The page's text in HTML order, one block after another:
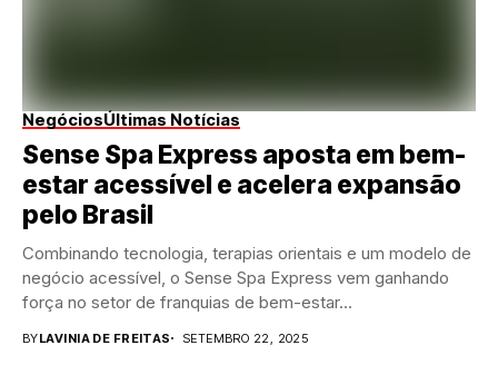
NegóciosÚltimas Notícias
Sense Spa Express aposta em bem-
estar acessível e acelera expansão
pelo Brasil
Combinando tecnologia, terapias orientais e um modelo de
negócio acessível, o Sense Spa Express vem ganhando
força no setor de franquias de bem-estar...
BYLAVINIA DE FREITAS SETEMBRO 22, 2025